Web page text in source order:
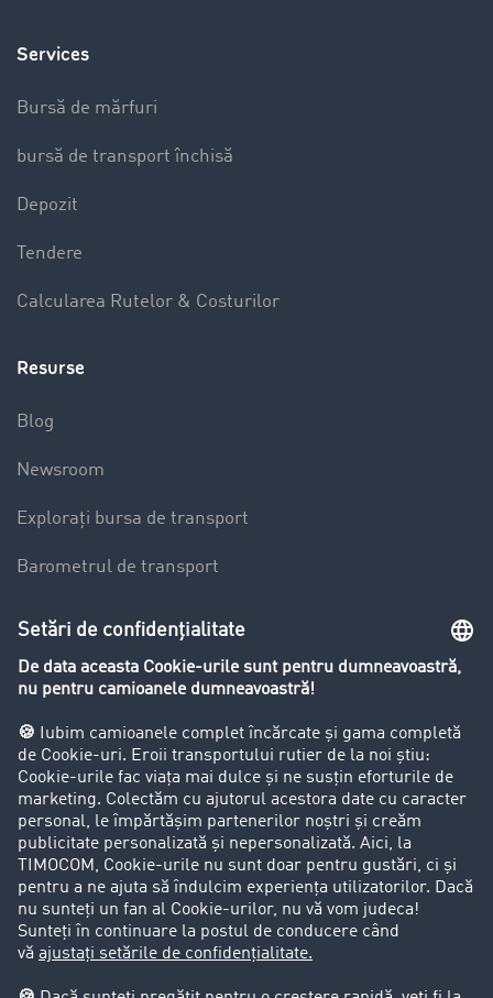
Services
Bursă de mărfuri
bursă de transport închisă
Depozit
Tendere
Calcularea Rutelor & Costurilor
Resurse
Blog
Newsroom
Explorați bursa de transport
Barometrul de transport
Lexicon de Transport
Restricții de circulație pentru autocamioane
Firma
Success Stories
Clienții aduc clienți
Aspecte legale
Impressum